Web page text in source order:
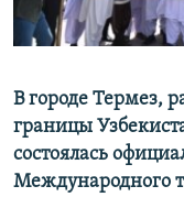
В городе Термез,
границы
состоялась
Международного